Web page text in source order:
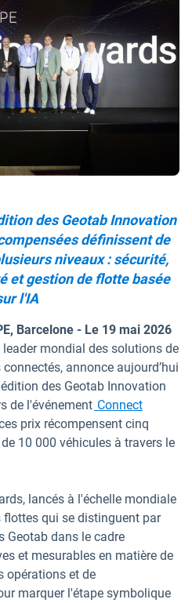
des Geotab Innovation
définissent de
niveaux : sécurité,
et gestion de flotte basée
l'IA
Barcelone - Le 19 mai 2026
leader mondial des solutions de
annonce aujourd’hui
des Geotab Innovation
de l'événement Connect
fenêtre
prix récompensent cinq
10 000 véhicules à travers le
lancés à l'échelle mondiale
flottes qui se distinguent par
Geotab dans le cadre
et mesurables en matière de
opérations et de
marquer l'étape symbolique